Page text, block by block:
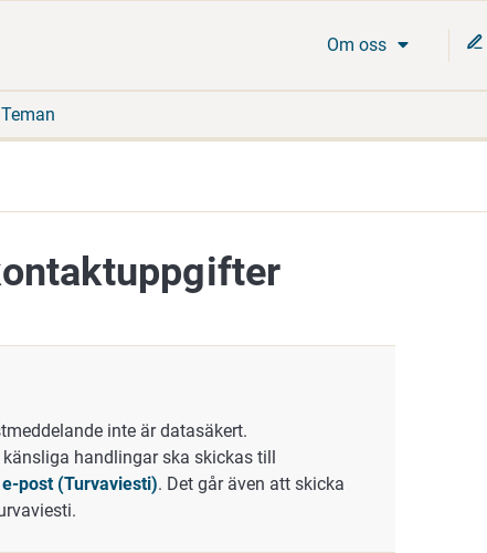
Om oss
Teman
inte är datasäkert.
handlingar ska skickas till
post (Turvaviesti). Det går även att skicka